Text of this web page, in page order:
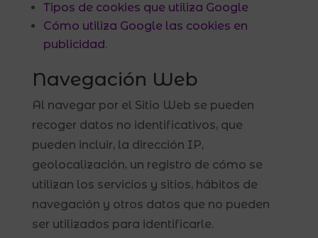
Tipos de cookies que utiliza Google
Cómo utiliza Google las cookies en
publicidad.
Navegación Web
Al navegar por el Sitio Web se pueden
recoger datos no identificativos, que
pueden incluir, la dirección IP,
geolocalización, un registro de cómo se
utilizan los servicios y sitios, hábitos de
navegación y otros datos que no pueden
ser utilizados para identificarle.